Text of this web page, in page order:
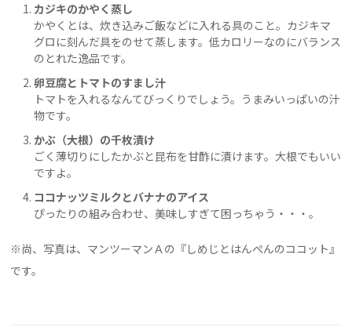
カジキのかやく蒸し
かやくとは、炊き込みご飯などに入れる具のこと。カジキマ
グロに刻んだ具をのせて蒸します。低カロリーなのにバランス
のとれた逸品です。
卵豆腐とトマトのすまし汁
トマトを入れるなんてびっくりでしょう。うまみいっぱいの汁
物です。
かぶ（大根）の千枚漬け
ごく薄切りにしたかぶと昆布を甘酢に漬けます。大根でもいい
ですよ。
ココナッツミルクとバナナのアイス
ぴったりの組み合わせ、美味しすぎて困っちゃう・・・。
※尚、写真は、マンツーマンＡの『しめじとはんぺんのココット』
です。